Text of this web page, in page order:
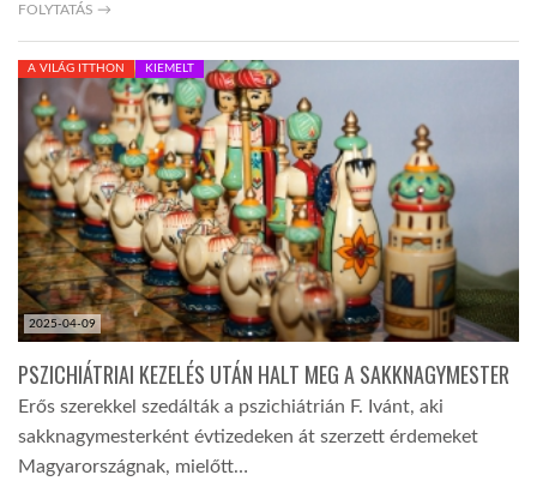
FOLYTATÁS →
2025-04-09
A VILÁG ITTHON KIEMELT
PSZICHIÁTRIAI KEZELÉS UTÁN HALT MEG A SAKKNAGYMESTER
Erős szerekkel szedálták a pszichiátrián F. Ivánt, aki
sakknagymesterként évtizedeken át szerzett érdemeket
Magyarországnak, mielőtt…